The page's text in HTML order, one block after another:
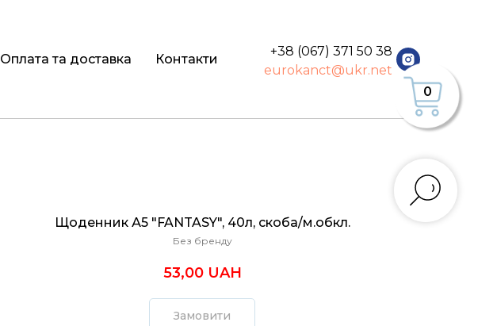
0
Оплата та доставка Контакти
+38 (067) 371 50 38
eurokanct@ukr.net
Щоденник А5 "FANTASY", 40л, скоба/м.обкл.
Без бренду
53,00 UAH
Замовити